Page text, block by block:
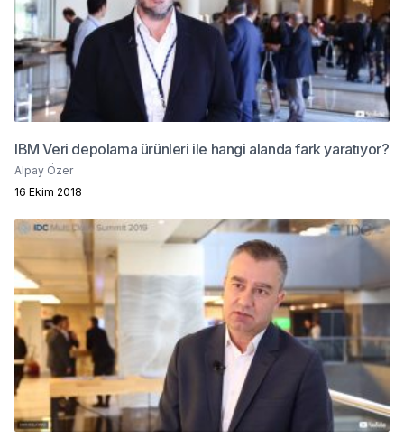
IBM Veri depolama ürünleri ile hangi alanda fark yaratıyor?
Alpay Özer
16 Ekim 2018